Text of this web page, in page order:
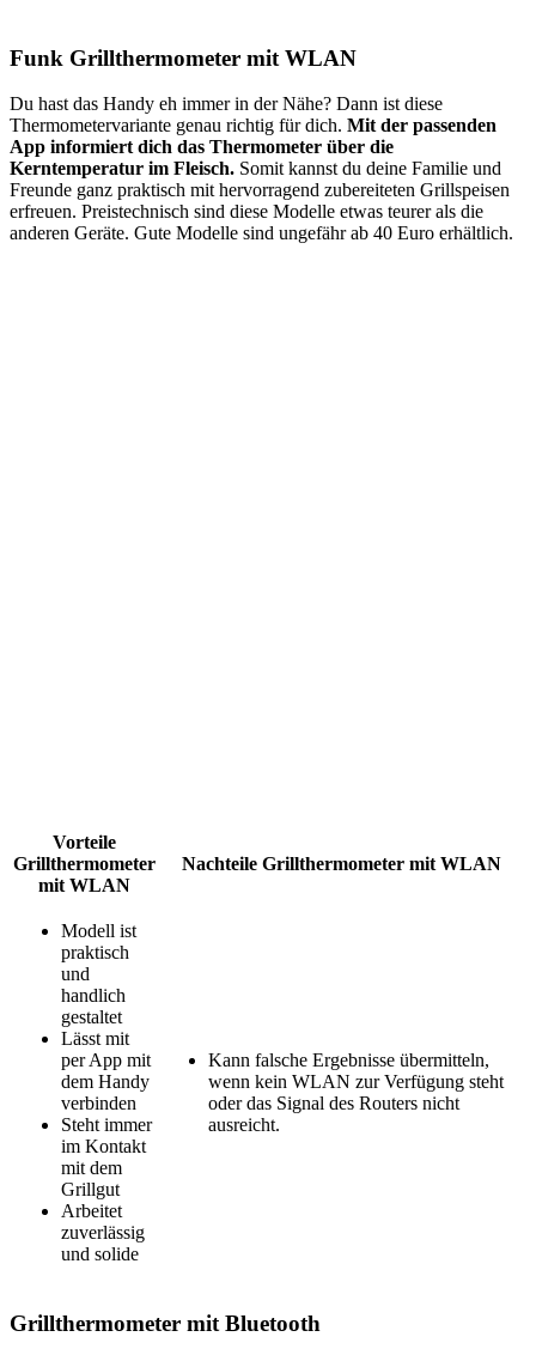
Funk Grillthermometer mit WLAN
Du hast das Handy eh immer in der Nähe? Dann ist diese
Thermometervariante genau richtig für dich. Mit der passenden
App informiert dich das Thermometer über die
Kerntemperatur im Fleisch. Somit kannst du deine Familie und
Freunde ganz praktisch mit hervorragend zubereiteten Grillspeisen
erfreuen. Preistechnisch sind diese Modelle etwas teurer als die
anderen Geräte. Gute Modelle sind ungefähr ab 40 Euro erhältlich.
Vorteile
Grillthermometer
mit WLAN
Nachteile Grillthermometer mit WLAN
Modell ist
praktisch
und
handlich
gestaltet
Lässt mit
per App mit
dem Handy
verbinden
Steht immer
im Kontakt
mit dem
Grillgut
Arbeitet
zuverlässig
und solide
Kann falsche Ergebnisse übermitteln,
wenn kein WLAN zur Verfügung steht
oder das Signal des Routers nicht
ausreicht.
Grillthermometer mit Bluetooth